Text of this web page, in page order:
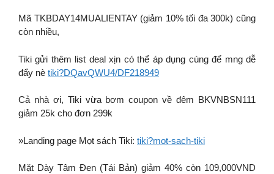
Mã TKBDAY14MUALIENTAY (giảm 10% tối đa 300k) cũng
còn nhiều,
Tiki gửi thêm list deal xịn có thể áp dụng cùng để mng dễ
đẩy nè tiki?DQavQWU4/DF218949
Cả nhà ơi, Tiki vừa bơm coupon về đêm BKVNBSN111
giảm 25k cho đơn 299k
»Landing page Mọt sách Tiki: tiki?mot-sach-tiki
Mặt Dày Tâm Đen (Tái Bản) giảm 40% còn 109,000VND